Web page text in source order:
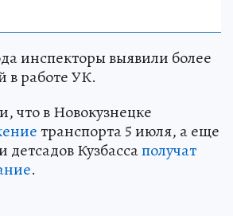
инспекторы выявили более
в работе УК.
что в Новокузнецке
транспорта 5 июля, а еще
детсадов Кузбассаполучат
.